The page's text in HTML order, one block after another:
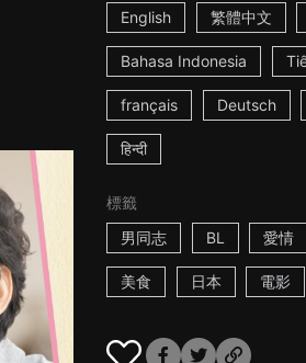
English 繁體中文
Bahasa Indonesia
français Deutsch
हिन्दी
標籤
男同志
BL 愛情
美食 日本 電影